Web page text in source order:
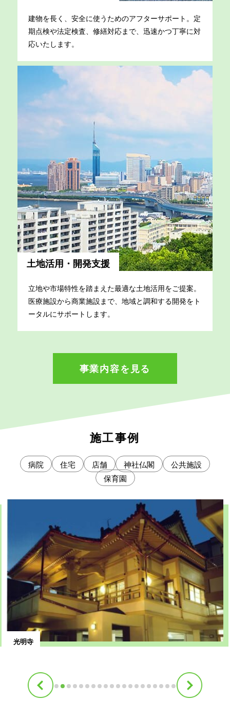
建物を長く、安全に使うためのアフターサポート。定
期点検や法定検査、修繕対応まで、迅速かつ丁寧に対
応いたします。
土地活用・開発支援
立地や市場特性を踏まえた最適な土地活用をご提案。
医療施設から商業施設まで、地域と調和する開発をト
ータルにサポートします。
事業内容を見る
施工事例
病院 住宅 店舗 神社仏閣
公共施設
保育園
光明寺